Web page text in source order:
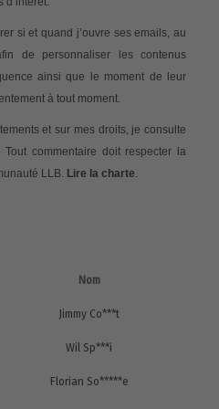
si et quand j’ouvre ses emails, au
de personnaliser les contenus
ainsi que le moment de leur
à tout moment.
et sur mes droits, je consulte
Tout commentaire doit respecter la
LLB. Lire la charte.
Nom
Jimmy Co***t
Wil Sp***i
Florian So*****e